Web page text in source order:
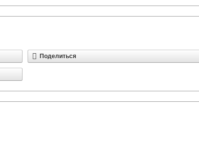
Поделиться